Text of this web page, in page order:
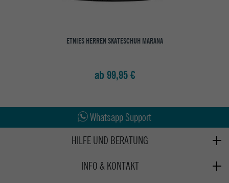
ETNIES HERREN SKATESCHUH MARANA
ab 99,95 €
Whatsapp Support
HILFE UND BERATUNG
INFO & KONTAKT